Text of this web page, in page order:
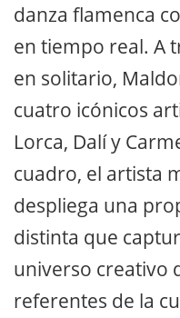
danza flamenca
en tiempo real. A
en solitario,
cuatro icónicos
Lorca, Dalí y
cuadro, el artista
despliega una
distinta que
universo creativo
referentes de la